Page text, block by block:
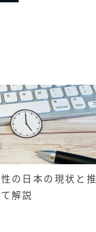
の日本の現状と推
解説